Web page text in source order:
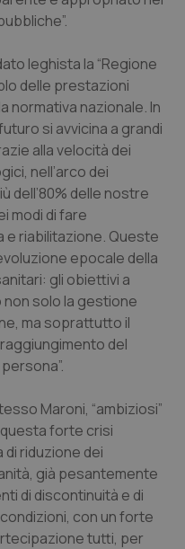
Ulcerosa
neurodegenerative
leghista la “Regione
delle prestazioni
normativa nazionale. In
si avvicina a grandi
alla velocità dei
nell’arco dei
dell’80% delle nostre
modi di fare
e riabilitazione. Queste
epocale della
gli obiettivi a
solo la gestione
ma soprattutto il
del
Maroni, “ambiziosi”
forte crisi
riduzione dei
già pesantemente
di discontinuità e di
con un forte
tutti, per